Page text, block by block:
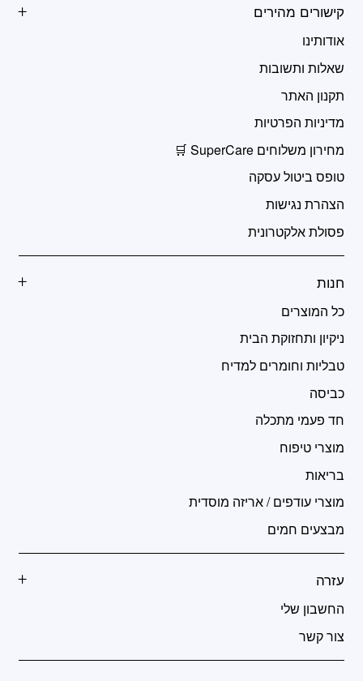
קישורים מהירים
אודותינו
שאלות ותשובות
תקנון האתר
מדיניות הפרטיות
מחירון משלוחים SuperCare 🛒
טופס ביטול עסקה
הצהרת נגישות
פסולת אלקטרונית
חנות
כל המוצרים
ניקיון ותחזוקת הבית
טבליות וחומרים למדיח
כביסה
חד פעמי מתכלה
מוצרי טיפוח
בריאות
מוצרי עודפים / אריזה מוסדית
מבצעים חמים
עזרה
החשבון שלי
צור קשר